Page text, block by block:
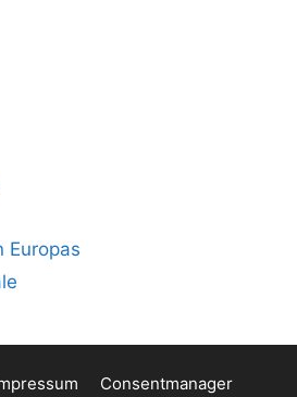
Europas
Consentmanager